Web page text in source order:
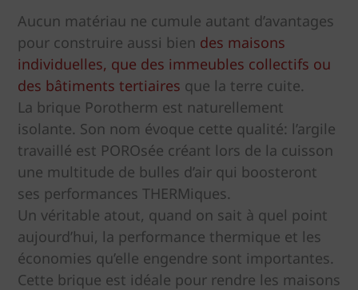
Aucun matériau ne cumule autant d’avantages
pour construire aussi bien des maisons
individuelles, que des immeubles collectifs ou
des bâtiments tertiaires que la terre cuite.
La brique Porotherm est naturellement
isolante. Son nom évoque cette qualité: l’argile
travaillé est POROsée créant lors de la cuisson
une multitude de bulles d’air qui boosteront
ses performances THERMiques.
Un véritable atout, quand on sait à quel point
aujourd’hui, la performance thermique et les
économies qu’elle engendre sont importantes.
Cette brique est idéale pour rendre les maisons